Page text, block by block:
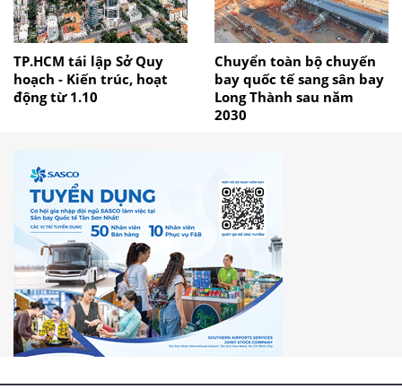
TP.HCM tái lập Sở Quy
hoạch - Kiến trúc, hoạt
động từ 1.10
Chuyển toàn bộ chuyến
bay quốc tế sang sân bay
Long Thành sau năm
2030